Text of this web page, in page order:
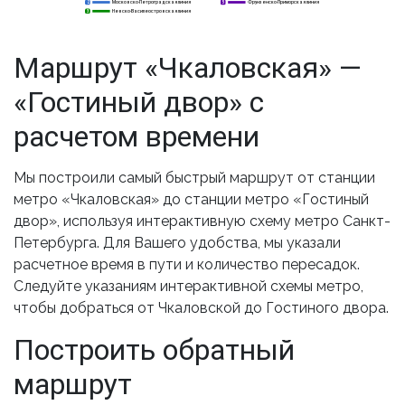
Невско-Василеостровская линия
2
3
5
2
3
Маршрут «Чкаловская» —
«Гостиный двор» с
расчетом времени
Мы построили самый быстрый маршрут от станции
метро «Чкаловская» до станции метро «Гостиный
двор», используя интерактивную схему метро Санкт-
Петербурга. Для Вашего удобства, мы указали
расчетное время в пути и количество пересадок.
Следуйте указаниям интерактивной схемы метро,
чтобы добраться от Чкаловской до Гостиного двора.
Построить обратный
маршрут